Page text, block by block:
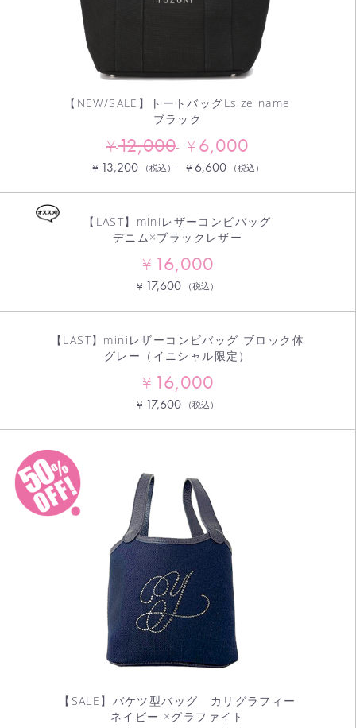
【NEW/SALE】トートバッグLsize name
ブラック
¥12,000 ¥6,000
¥13,200 （税込） ¥ 6,600 （税込）
【LAST】miniレザーコンビバッグ
デニム×ブラックレザー
¥ 16,000
¥ 17,600 （税込）
【LAST】miniレザーコンビバッグ ブロック体
グレー（イニシャル限定）
¥ 16,000
¥ 17,600 （税込）
【SALE】バケツ型バッグ カリグラフィー
ネイビー ×グラファイト